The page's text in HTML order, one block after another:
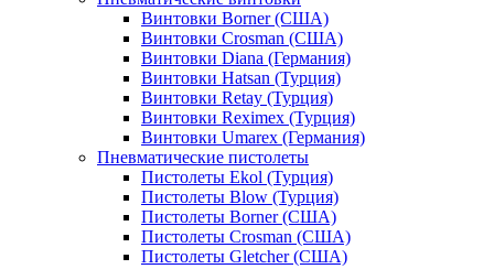
Винтовки Borner (США)
Винтовки Crosman (США)
Винтовки Diana (Германия)
Винтовки Hatsan (Турция)
Винтовки Retay (Турция)
Винтовки Reximex (Турция)
Винтовки Umarex (Германия)
Пневматические пистолеты
Пистолеты Ekol (Турция)
Пистолеты Blow (Турция)
Пистолеты Borner (США)
Пистолеты Crosman (США)
Пистолеты Gletcher (США)